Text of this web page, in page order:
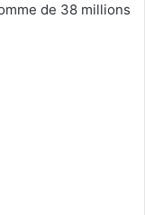
de 38 millions